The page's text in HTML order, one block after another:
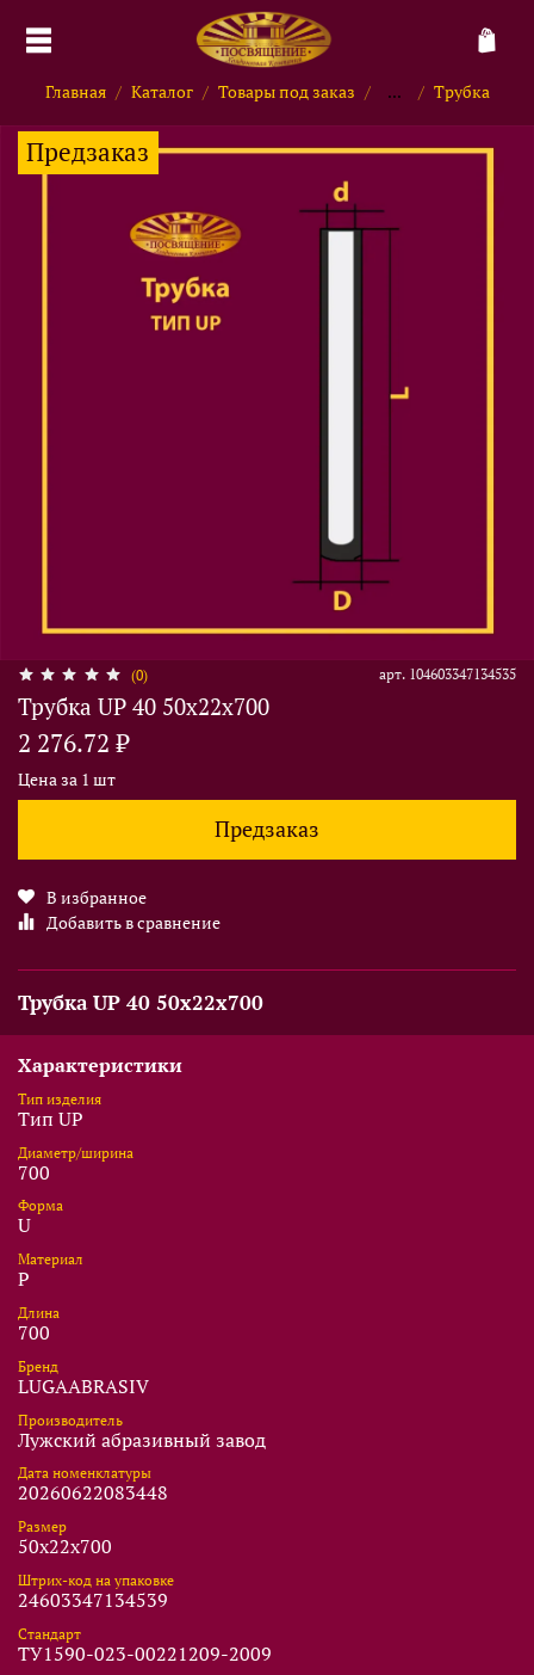
Главная Каталог Товары под заказ ... Трубка
Предзаказ
(0) арт. 104603347134535
Трубка UP 40 50x22x700
2 276.72 ₽
Цена за 1 шт
Предзаказ
В избранное
Добавить в сравнение
Трубка UP 40 50x22x700
Характеристики
Тип изделия
Тип UP
Диаметр/ширина
700
Форма
U
Материал
P
Длина
700
Бренд
LUGAABRASIV
Производитель
Лужский абразивный завод
Дата номенклатуры
20260622083448
Размер
50x22x700
Штрих-код на упаковке
24603347134539
Стандарт
ТУ1590-023-00221209-2009